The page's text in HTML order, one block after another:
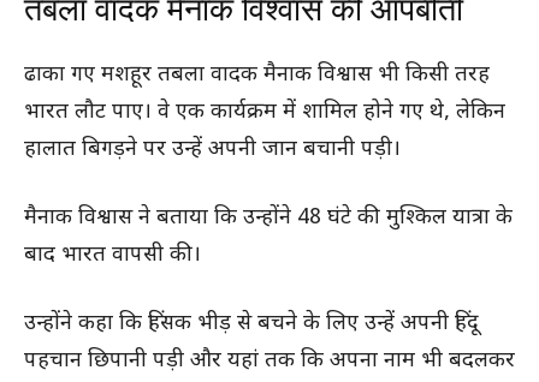
तबला वादक मैनाक विश्वास की आपबीती
ढाका गए मशहूर तबला वादक मैनाक विश्वास भी किसी तरह
भारत लौट पाए। वे एक कार्यक्रम में शामिल होने गए थे, लेकिन
हालात बिगड़ने पर उन्हें अपनी जान बचानी पड़ी।
मैनाक विश्वास ने बताया कि उन्होंने 48 घंटे की मुश्किल यात्रा के
बाद भारत वापसी की।
उन्होंने कहा कि हिंसक भीड़ से बचने के लिए उन्हें अपनी हिंदू
पहचान छिपानी पड़ी और यहां तक कि अपना नाम भी बदलकर